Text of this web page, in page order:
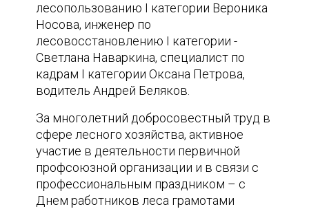
лесопользованию I категории Вероника
Носова, инженер по
лесовосстановлению I категории -
Светлана Наваркина, специалист по
кадрам I категории Оксана Петрова,
водитель Андрей Беляков.
За многолетний добросовестный труд в
сфере лесного хозяйства, активное
участие в деятельности первичной
профсоюзной организации и в связи с
профессиональным праздником – с
Днем работников леса грамотами